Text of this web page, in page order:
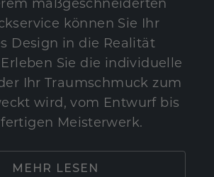
maßgeschneiderten
können Sie Ihr
Design in die Realität
Sie die individuelle
Ihr Traumschmuck zum
wird, vom Entwurf bis
Meisterwerk.
MEHR LESEN